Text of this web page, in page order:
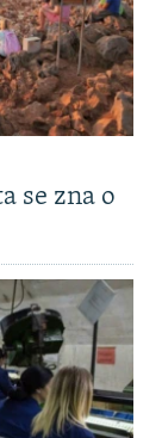
se zna o